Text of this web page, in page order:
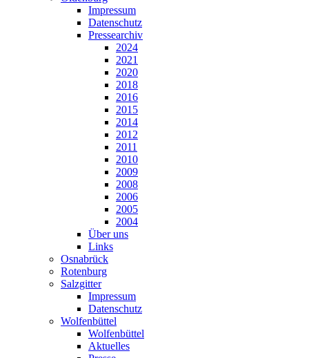
Impressum
Datenschutz
Pressearchiv
2024
2021
2020
2018
2016
2015
2014
2012
2011
2010
2009
2008
2006
2005
2004
Über uns
Links
Osnabrück
Rotenburg
Salzgitter
Impressum
Datenschutz
Wolfenbüttel
Wolfenbüttel
Aktuelles